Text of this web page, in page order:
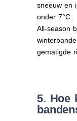
sneeuw en
onder 7°C.
All-season
gematigde
5. Hoe